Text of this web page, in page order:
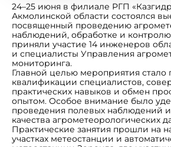
24–25 июня в филиале РГП
Акмолинской области состоялся
посвященный проведению
наблюдений, обработке и
приняли участие 14 инженеров
и специалисты Управления
мониторинга.
Главной целью мероприятия
квалификации специалистов,
практических навыков и обмен
опытом. Особое внимание было
проведения полевых наблюдений
качества агрометеорологических
Практические занятия прошли на
участках метеостанции и